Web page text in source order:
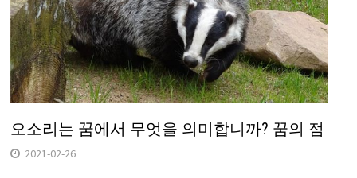
오소리는 꿈에서 무엇을 의미합니까? 꿈의 점
2021-02-26